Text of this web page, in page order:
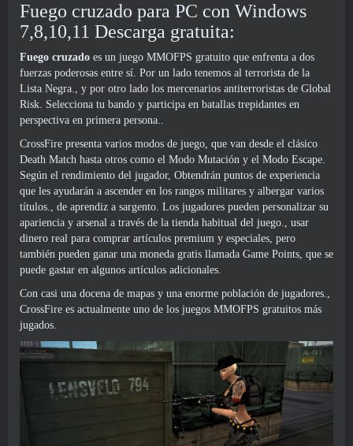
Fuego cruzado para PC con Windows
7,8,10,11 Descarga gratuita:
Fuego cruzado es un juego MMOFPS gratuito que enfrenta a dos
fuerzas poderosas entre sí. Por un lado tenemos al terrorista de la
Lista Negra., y por otro lado los mercenarios antiterroristas de Global
Risk. Selecciona tu bando y participa en batallas trepidantes en
perspectiva en primera persona..
CrossFire presenta varios modos de juego, que van desde el clásico
Death Match hasta otros como el Modo Mutación y el Modo Escape.
Según el rendimiento del jugador, Obtendrán puntos de experiencia
que les ayudarán a ascender en los rangos militares y albergar varios
títulos., de aprendiz a sargento. Los jugadores pueden personalizar su
apariencia y arsenal a través de la tienda habitual del juego., usar
dinero real para comprar artículos premium y especiales, pero
también pueden ganar una moneda gratis llamada Game Points, que se
puede gastar en algunos artículos adicionales.
Con casi una docena de mapas y una enorme población de jugadores.,
CrossFire es actualmente uno de los juegos MMOFPS gratuitos más
jugados.